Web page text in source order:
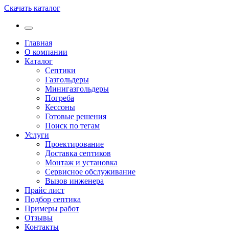
Скачать каталог
Главная
О компании
Каталог
Септики
Газгольдеры
Минигазгольдеры
Погреба
Кессоны
Готовые решения
Поиск по тегам
Услуги
Проектирование
Доставка септиков
Монтаж и установка
Сервисное обслуживание
Вызов инженера
Прайс лист
Подбор септика
Примеры работ
Отзывы
Контакты